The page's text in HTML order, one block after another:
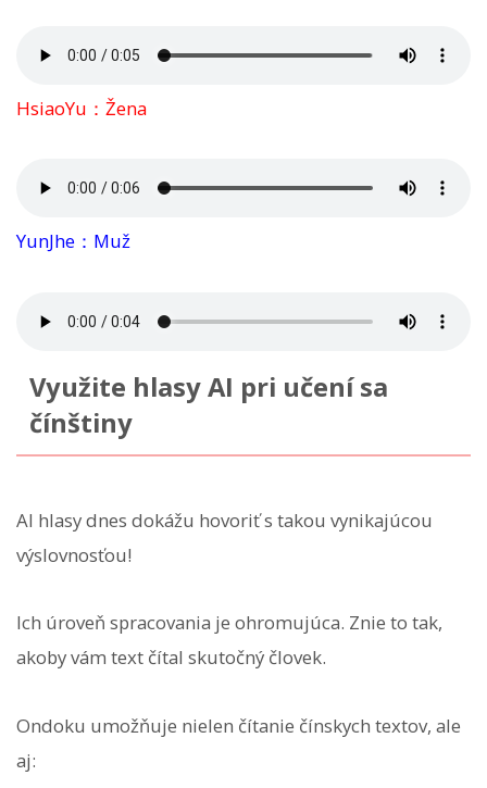
HsiaoYu：Žena
YunJhe：Muž
Využite hlasy AI pri učení sa
čínštiny
AI hlasy dnes dokážu hovoriť s takou vynikajúcou
výslovnosťou!
Ich úroveň spracovania je ohromujúca. Znie to tak,
akoby vám text čítal skutočný človek.
Ondoku umožňuje nielen čítanie čínskych textov, ale
aj: